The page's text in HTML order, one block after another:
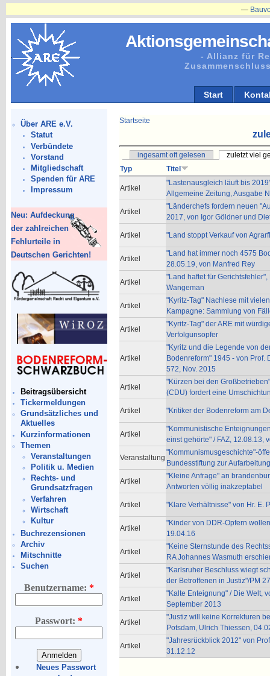
- Allianz für
Start
Über ARE e.V.
Statut
Verbündete
Vorstand
Mitgliedschaft
Spenden für ARE
Impressum
Neu: Aufdeckung
der zahlreichen
Fehlurteile in
Deutschen Gerichten!
Beitragsübersicht
Tickermeldungen
Grundsätzliches und
Aktuelles
Kurzinformationen
Themen
Veranstaltungen
Politik u. Medien
Rechts- und
Grundsatzfragen
Verfahren
Wirtschaft
Kultur
Buchrezensionen
Archiv
Mitschnitte
Suchen
Benutzername: *
Passwort:*
Neues Passwort
Startseite
ingesamt oft gelesen
zuletzt viel
Typ
Titel
Artikel
"Lastenausgleich läuft bis
Allgemeine Zeitung, Ausgabe
Artikel
"Länderchefs fordern neuen
2017, von Igor Göldner und
Artikel "Land stoppt Verkauf von
Artikel
"Land hat immer noch 4575
28.05.19, von Manfred Rey
Artikel
"Land haftet für
Wangeman
Artikel
"Kyritz-Tag" Nachlese mit
Kampagne: Sammlung von
Artikel
"Kyritz-Tag" der ARE mit
Verfolgunsopfer
Artikel
"Kyritz und die Legende von
Bodenreform" 1945 - von Prof.
572, Nov. 2015
Artikel
"Kürzen bei den
(CDU) fordert eine
Artikel "Kritiker der Bodenreform am
Artikel
"Kommunistische
einst gehörte" / FAZ, 12.08.13,
Veranstaltung
"Kommunismusgeschichte"-
Bundesstiftung zur
Artikel
"Kleine Anfrage" an
Antworten völlig inakzeptabel
Artikel "Klare Verhältnisse" von Hr. E.
Artikel
"Kinder von DDR-Opfern
19.04.16
Artikel
"Keine Sternstunde des
RA Johannes Wasmuth
Artikel
"Karlsruher Beschluss wiegt
der Betroffenen in Justiz"/PM
Artikel
"Kalte Enteignung" / Die Welt,
September 2013
Artikel
"Justiz will keine Korrekturen
Potsdam, Ulrich Thiessen,
Artikel
"Jahresrückblick 2012" von
31.12.12